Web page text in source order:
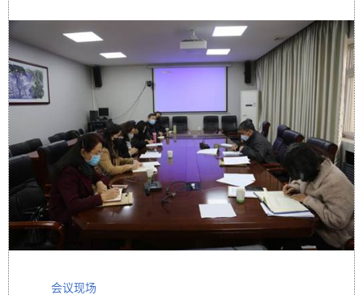
会议现场